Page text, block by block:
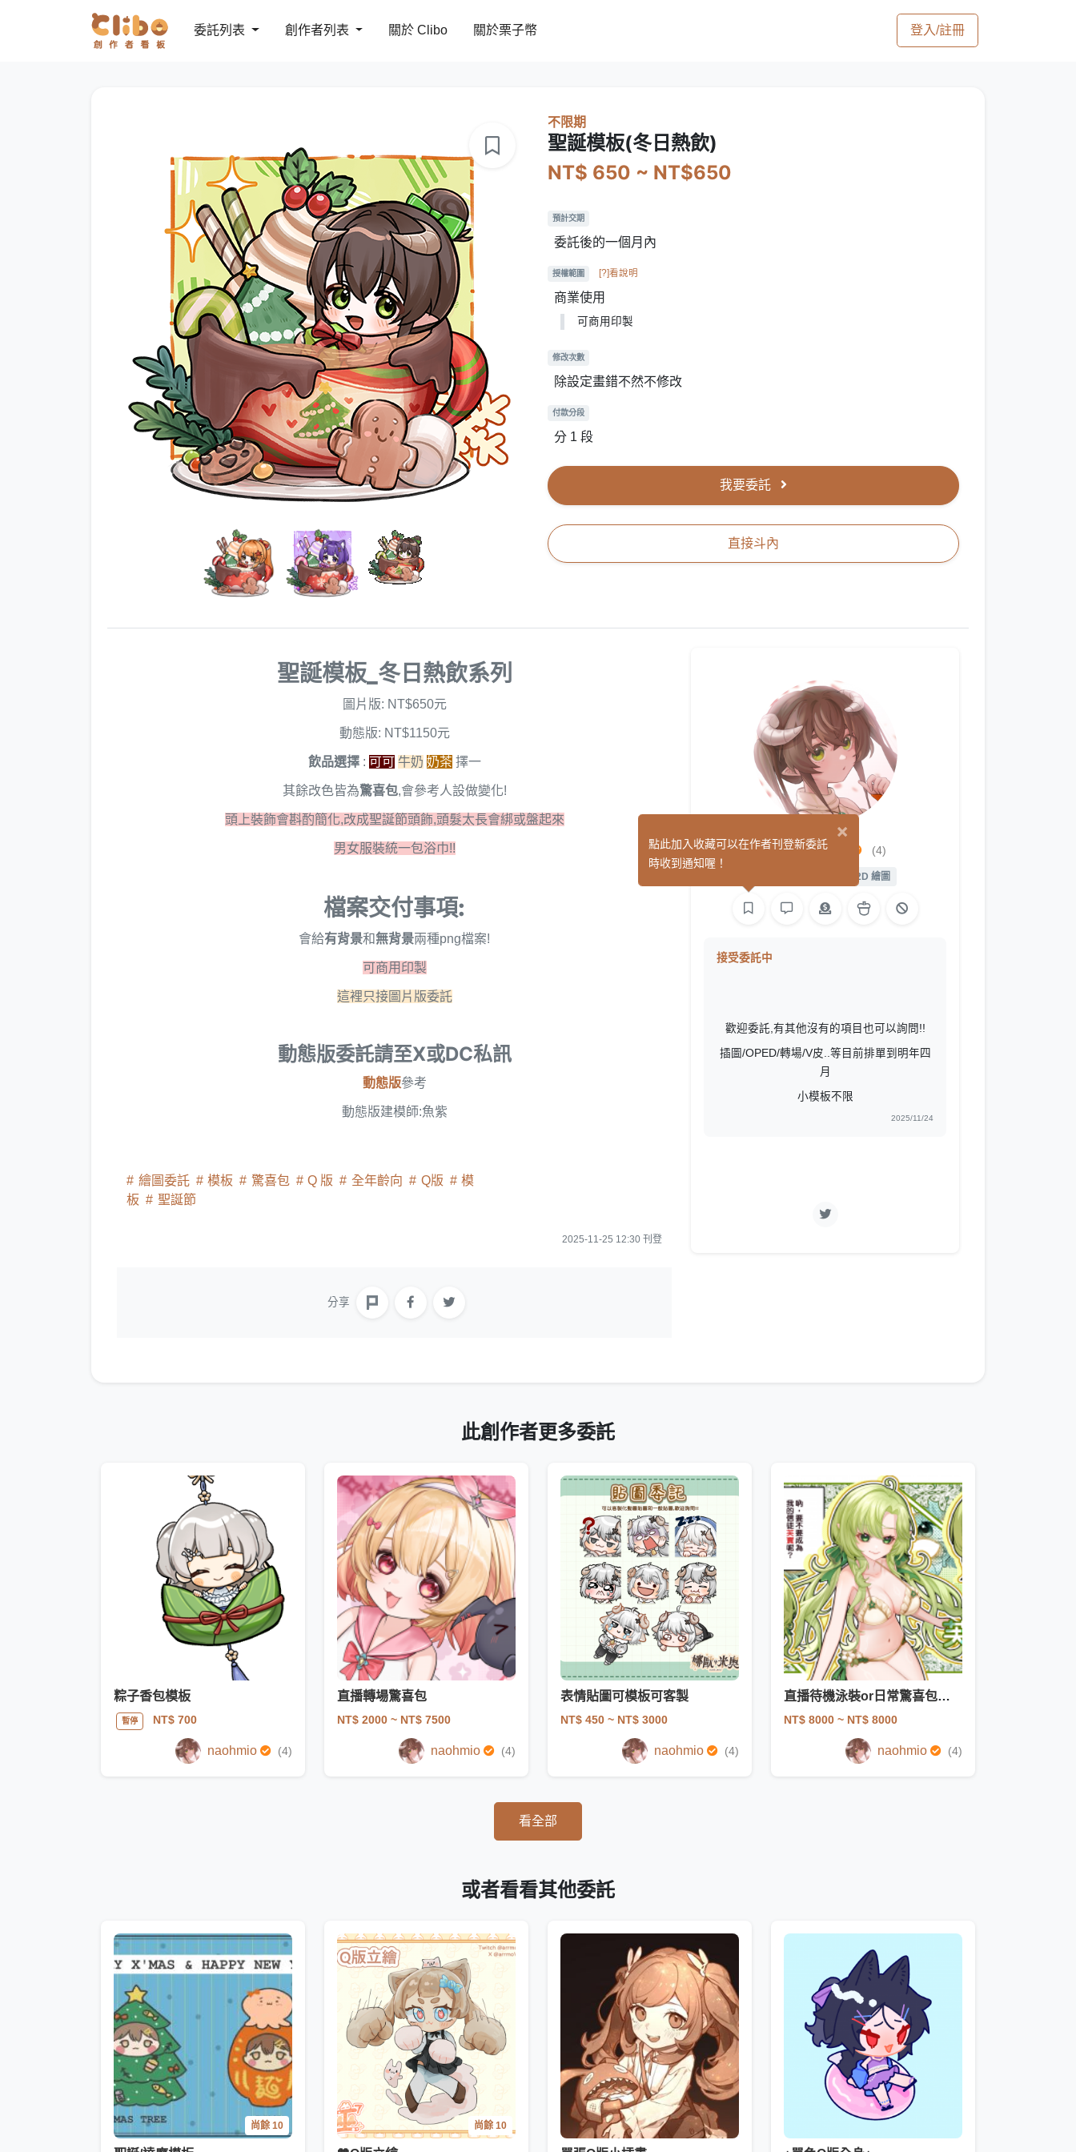
委託列表 創作者列表 關於 Clibo 關於栗子幣 登入/註冊
不限期
聖誕模板(冬日熱飲)
NT$ 650 ~ NT$650
預計交期
委託後的一個月內
授權範圍 [?]看說明
商業使用
可商用印製
修改次數
除設定畫錯不然不修改
付款分段
分 1 段
我要委託
直接斗內
聖誕模板_冬日熱飲系列
圖片版: NT$650元
動態版: NT$1150元
飲品選擇 : 可可 牛奶 奶茶擇一
其餘改色皆為驚喜包,會參考人設做變化!
頭上裝飾會斟酌簡化,改成聖誕節頭飾,頭髮太長會綁或盤起來
男女服裝統一包浴巾!!
檔案交付事項:
會給有背景和無背景兩種png檔案!
可商用印製
這裡只接圖片版委託
動態版委託請至X或DC私訊
動態版參考
動態版建模師:魚紫
繪圖委託 模板 驚喜包 Q 版 全年齡向 Q版
模
板
聖誕節
2025-11-25 12:30 刊登
分享
naohmio (4)
L2D 繪圖
接受委託中
歡迎委託,有其他沒有的項目也可以詢問!!
插圖/OPED/轉場/V皮..等目前排單到明年四
月
小模板不限
2025/11/24
此創作者更多委託
粽子香包模板
暫停 NT$ 700
naohmio (4)
直播轉場驚喜包
NT$ 2000 ~ NT$ 7500
naohmio (4)
表情貼圖可模板可客製
NT$ 450 ~ NT$ 3000
naohmio (4)
直播待機泳裝or日常驚喜包模板(影片)
NT$ 8000 ~ NT$ 8000
naohmio (4)
看全部
或者看看其他委託
尚餘 10 尚餘 10
×
點此加入收藏可以在作者刊登新委託
時收到通知喔！